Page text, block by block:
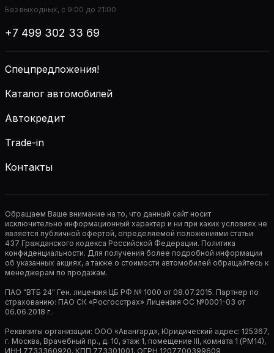
Без выходных, с 9:00 до 21:00
+7 499 302 33 69
Спецпредложения!
Каталог автомобилей
Автокредит
Trade-in
Контакты
Обращаем Ваше внимание на то, что данный сайт носит
исключительно информационный характер и ни при каких условиях не
является публичной офертой, определяемой положениями статьи
437 Гражданского кодекса Российской Федерации. Политика
конфиденциальности. Для получения более подробной информации
об указанных акциях, а также о стоимости автомобилей обращайтесь к
менеджерам по продажам.
ПАО "ВТБ 24" Ген. лицензия ЦБ РФ № 1000 от 08.07.2015. Партнер по
страхованию: ПАО СК «Росгосстрах» Лицензия ОС №0001-03 от
06.06.2018 г.
Реквизиты организации: ООО «Авангард», Юридический адрес: 125367,
г. Москва, Врачебный пр., д. 10, этаж 1, помещение III, комната 1 (РМ14),
ИНН 7733360920, КПП 773301001, ОГРН 1207700399609